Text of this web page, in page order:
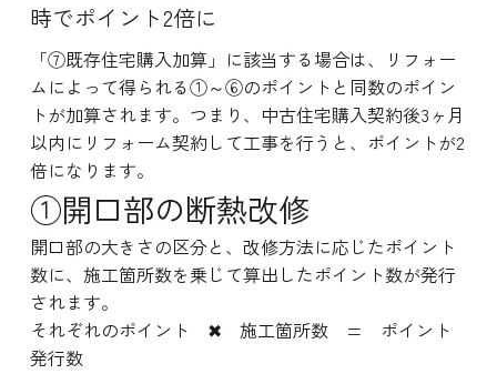
時でポイント2倍に
「⑦既存住宅購入加算」に該当する場合は、リフォー
ムによって得られる①～⑥のポイントと同数のポイン
トが加算されます。つまり、中古住宅購入契約後3ヶ月
以内にリフォーム契約して工事を行うと、ポイントが2
倍になります。
①開口部の断熱改修
開口部の大きさの区分と、改修方法に応じたポイント
数に、施工箇所数を乗じて算出したポイント数が発行
されます。
それぞれのポイント ✖ 施工箇所数 = ポイント
発行数